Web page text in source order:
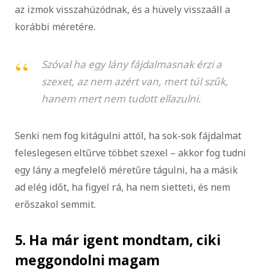
az izmok visszahúzódnak, és a hüvely visszaáll a
korábbi méretére.
Szóval ha egy lány fájdalmasnak érzi a
szexet, az nem azért van, mert túl szűk,
hanem mert nem tudott ellazulni.
Senki nem fog kitágulni attól, ha sok-sok fájdalmat
feleslegesen eltűrve többet szexel – akkor fog tudni
egy lány a megfelelő méretűre tágulni, ha a másik
ad elég időt, ha figyel rá, ha nem sietteti, és nem
erőszakol semmit.
5. Ha már igent mondtam, ciki
meggondolni magam